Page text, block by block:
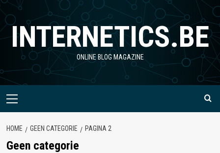
Ga
naar
de
inhoudINTERNETICS.BE
ONLINE BLOG MAGAZINE
Primair
HOME GEEN CATEGORIE PAGINA 2
Geen categorie